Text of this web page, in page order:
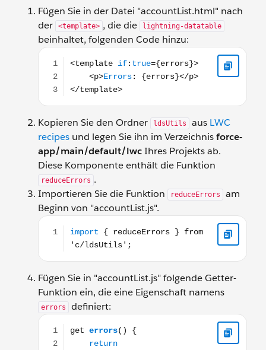
Fügen Sie in der Datei "accountList.html" nach
der
<template> , die die lightning-datatable
beinhaltet, folgenden Code hinzu:
<template if:true={errors}> <p>Errors: {errors}</
Kopieren Sie den Ordner ldsUtils aus LWC
recipes und legen Sie ihn im Verzeichnisforce-
app/main/default/lwcIhres Projekts ab.
Diese Komponente enthält die Funktion
reduceErrors .
Importieren Sie die Funktion
reduceErrors
am
Beginn von "accountList.js".
Fügen Sie in "accountList.js" folgende Getter-
Funktion ein, die eine Eigenschaft namens
errors
definiert:
get errors() { return (this.accounts.error) ?